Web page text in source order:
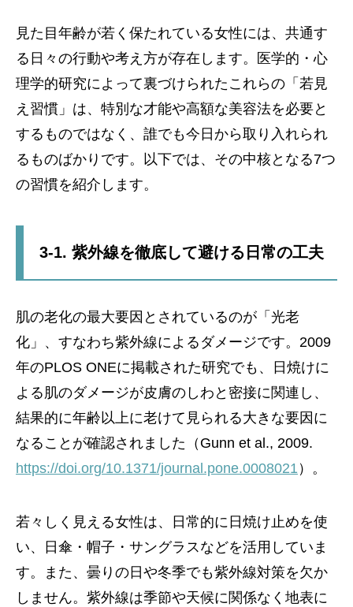
見た目年齢が若く保たれている女性には、共通す
る日々の行動や考え方が存在します。医学的・心
理学的研究によって裏づけられたこれらの「若見
え習慣」は、特別な才能や高額な美容法を必要と
するものではなく、誰でも今日から取り入れられ
るものばかりです。以下では、その中核となる7つ
の習慣を紹介します。
3-1. 紫外線を徹底して避ける日常の工夫
肌の老化の最大要因とされているのが「光老
化」、すなわち紫外線によるダメージです。2009
年のPLOS ONEに掲載された研究でも、日焼けに
よる肌のダメージが皮膚のしわと密接に関連し、
結果的に年齢以上に老けて見られる大きな要因に
なることが確認されました（Gunn et al., 2009.
https://doi.org/10.1371/journal.pone.0008021 ）。
若々しく見える女性は、日常的に日焼け止めを使
い、日傘・帽子・サングラスなどを活用していま
す。また、曇りの日や冬季でも紫外線対策を欠か
しません。紫外線は季節や天候に関係なく地表に